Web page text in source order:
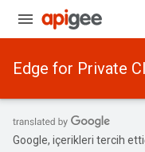
Edge for Private
Google, içerikleri tercih